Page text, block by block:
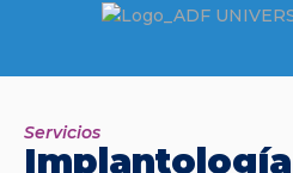
Servicios
Implantología